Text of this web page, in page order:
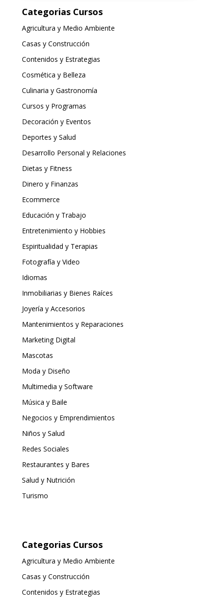
Categorias Cursos
Agricultura y Medio Ambiente
Casas y Construcción
Contenidos y Estrategias
Cosmética y Belleza
Culinaria y Gastronomía
Cursos y Programas
Decoración y Eventos
Deportes y Salud
Desarrollo Personal y Relaciones
Dietas y Fitness
Dinero y Finanzas
Ecommerce
Educación y Trabajo
Entretenimiento y Hobbies
Espiritualidad y Terapias
Fotografía y Video
Idiomas
Inmobiliarias y Bienes Raíces
Joyería y Accesorios
Mantenimientos y Reparaciones
Marketing Digital
Mascotas
Moda y Diseño
Multimedia y Software
Música y Baile
Negocios y Emprendimientos
Niños y Salud
Redes Sociales
Restaurantes y Bares
Salud y Nutrición
Turismo
Categorias Cursos
Agricultura y Medio Ambiente
Casas y Construcción
Contenidos y Estrategias